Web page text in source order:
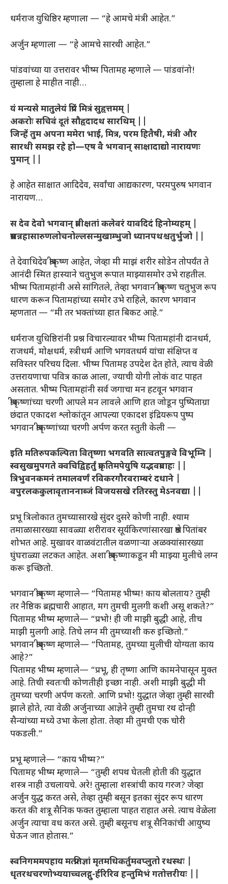
धर्मराज युधिष्ठिर म्हणाला — “हे आमचे मंत्री आहेत.”
अर्जुन म्हणाला — “हे आमचे सारथी आहेत.”
पांडवांच्या या उत्तरावर भीष्म पितामह म्हणाले — पांडवांनो!
तुम्हाला हे माहीत नाही…
यं मन्यसे मातुलेयं प्रियं मित्रं सुहृत्तमम्
अकरोः सचिवं दूतं सौहृदादथ सारथिम् ||
जिन्हें तुम अपना ममेरा भाई, मित्र, परम हितैषी, मंत्री और
सारथी समझ रहे हो—एष वै भगवान् साक्षादाद्यो नारायणः
पुमान् ||
हे आहेत साक्षात आदिदेव, सर्वांचा आद्यकारण, परमपुरुष भगवान
नारायण…
स देव देवो भगवान् प्रतीक्षतां कलेवरं यावदिदं हिनोम्यहम्
प्रसन्नहासारुणलोचनोल्लसन्मुखाम्भुजो ध्यानपथश्चतुर्भुजो ||
ते देवाधिदेव श्रीकृष्ण आहेत, जेव्हा मी माझं शरीर सोडेन तोपर्यंत ते
आनंदी स्मित हास्याने चतुभुज रूपात माझ्यासमोर उभे राहतील.
भीष्म पितामहांनी असे सांगितले, तेव्हा भगवान श्रीकृष्ण चतुभुज रूप
धारण करून पितामहांच्या समोर उभे राहिले, कारण भगवान
म्हणतात — “मी तर भक्तांच्या हात बिकट आहे.”
धर्मराज युधिष्ठिरांनी प्रश्न विचारल्यावर भीष्म पितामहांनी दानधर्म,
राजधर्म, मोक्षधर्म, स्त्रीधर्म आणि भगवतधर्म यांचा संक्षिप्त व
सविस्तर परिचय दिला. भीष्म पितामह उपदेश देत होते, त्याच वेळी
उत्तरायणाचा पवित्र काळ आला, ज्याची योगी लोकं वाट पाहत
असतात. भीष्म पितामहांनी सर्व जगाचा मन हटवून भगवान
श्रीकृष्णांच्या चरणी आपले मन लावले आणि हात जोडून पुष्पिताग्रा
छंदात एकादश श्लोकांतून आपल्या एकादश इंद्रियरूप पुष्प
भगवान श्रीकृष्णांच्या चरणी अर्पण करत स्तुती केली —
इति मतिरुपकल्पिता वितृष्णा भगवति सात्वतपुङ्गवे विभूम्नि
स्वसुखमुपगते क्वचिद्विहर्तुं प्रकृतिमपेयुषि यद्भवप्रवाहः ||
त्रिभुवनकमनं तमालवर्णं रविकरगौरवराम्बरं दधाने |
वपुरलककुलावृताननाब्जं विजयसखे रतिरस्तु मेऽनवद्या ||
प्रभू त्रिलोकात तुमच्यासारखे सुंदर दुसरे कोणी नाही. श्याम
तमाळासारख्या सावळ्या शरीरावर सूर्यकिरणांसारखा श्रेष्ठ पितांबर
शोभत आहे. मुखावर वाळवंटातील वळणाऱ्या अळक्यांसारख्या
घुंघराळ्या लटकत आहेत. अशा श्रीकृष्णाकडून मी माझ्या मुलीचे लग्न
करू इच्छितो.
भगवान श्रीकृष्ण म्हणाले— “पितामह भीष्म! काय बोलताय? तुम्ही
तर नैष्ठिक ब्रह्मचारी आहात, मग तुमची मुलगी कशी असू शकते?”
पितामह भीष्म म्हणाले— “प्रभो! ही जी माझी बुद्धी आहे, तीच
माझी मुलगी आहे. तिचे लग्न मी तुमच्याशी करु इच्छितो.”
भगवान श्रीकृष्ण म्हणाले— “पितामह, तुमच्या मुलीची योग्यता काय
आहे?”
पितामह भीष्म म्हणाले— “प्रभू, ही तृष्णा आणि कामनेपासून मुक्त
आहे. तिची स्वतःची कोणतीही इच्छा नाही. अशी माझी बुद्धी मी
तुमच्या चरणी अर्पण करतो. आणि प्रभो! युद्धात जेव्हा तुम्ही सारथी
झाले होते, त्या वेळी अर्जुनाच्या आज्ञेने तुम्ही तुमचा रथ दोन्ही
सैन्यांच्या मध्ये उभा केला होता. तेव्हा मी तुमची एक चोरी
पकडली.”
प्रभू म्हणाले— “काय भीष्म?”
पितामह भीष्म म्हणाले— “तुम्ही शपथ घेतली होती की युद्धात
शस्त्र नाही उचलायचे. अरे! तुम्हाला शस्त्रांची काय गरज? जेव्हा
अर्जुन युद्ध करत असे, तेव्हा तुम्ही बसून इतका सुंदर रूप धारण
करत की शत्रू सैनिक फक्त तुम्हाला पाहत राहात असे. त्याच वेळेला
अर्जुन त्याचा वध करत असे. तुम्ही बसूनच शत्रू सैनिकांची आयुष्य
घेऊन जात होतास.”
स्वनिगममपहाय मत्प्रतिज्ञां मृतमधिकर्तुमवप्लुतो रथस्थः
धृतरथचरणोभ्ययाच्चलद्गु-र्हरिरिव हन्तुमिभं गतोत्तरीयः ||